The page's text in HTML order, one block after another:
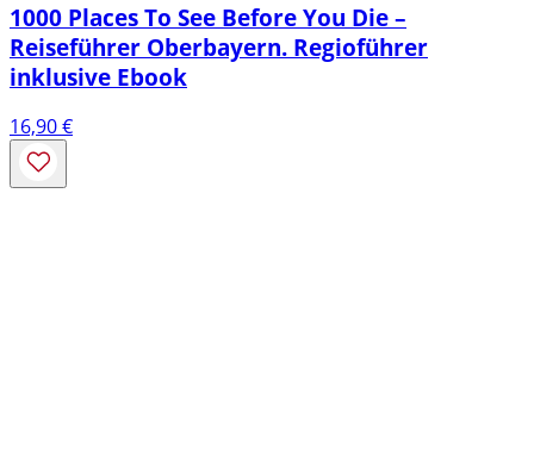
1000 Places To See Before You Die –
Reiseführer Oberbayern. Regioführer
inklusive Ebook
16,90€